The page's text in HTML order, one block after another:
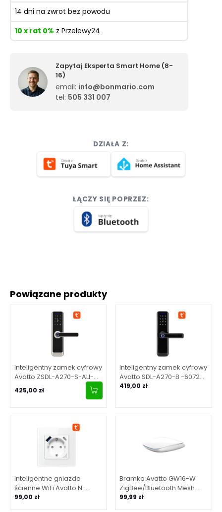
DZIAŁA Z:
ŁĄCZY SIĘ POPRZEZ:
Powiązane produkty
Inteligentny zamek cyfrowy
Avatto ZSDL-A270-S-ALI-
6072 ZigBee Srebrny
425,00 zł
Inteligentny zamek cyfrowy
Avatto SDL-A270-B -6072
Wi-Fi Czarny
419,00 zł
Inteligentne gniazdo
ścienne WiFi Avatto N-
WOT10-USB-W USB i USB-C
99,00 zł
Bramka Avatto GW16-W
ZigBee/Bluetooth Mesh
(Biała)
99,99 zł
14 dni na zwrot bez powodu
10 x rat 0% z Przelewy24
Zapytaj Eksperta Smart Home (8-
16)
email: info@bonmario.com
tel: 505 331 007